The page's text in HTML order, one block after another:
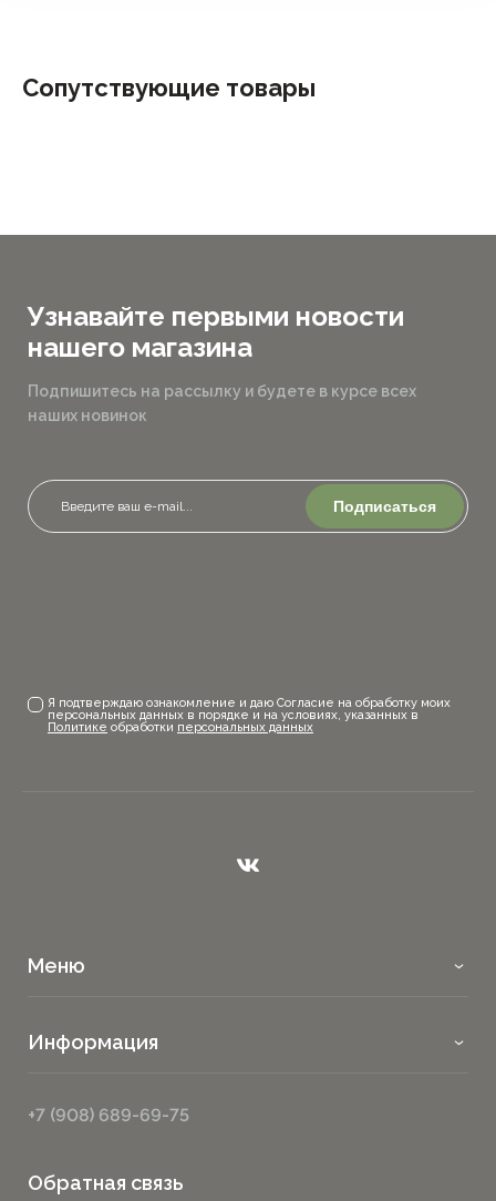
Сопутствующие товары
Узнавайте первыми новости
нашего магазина
Подпишитесь на рассылку и будете в курсе всех
наших новинок
Подписаться
Я подтверждаю ознакомление и даю Согласие на обработку моих
персональных данных в порядке и на условиях, указанных в
Политике обработки персональных данных
Меню
Информация
+7 (908) 689-69-75
Обратная связь